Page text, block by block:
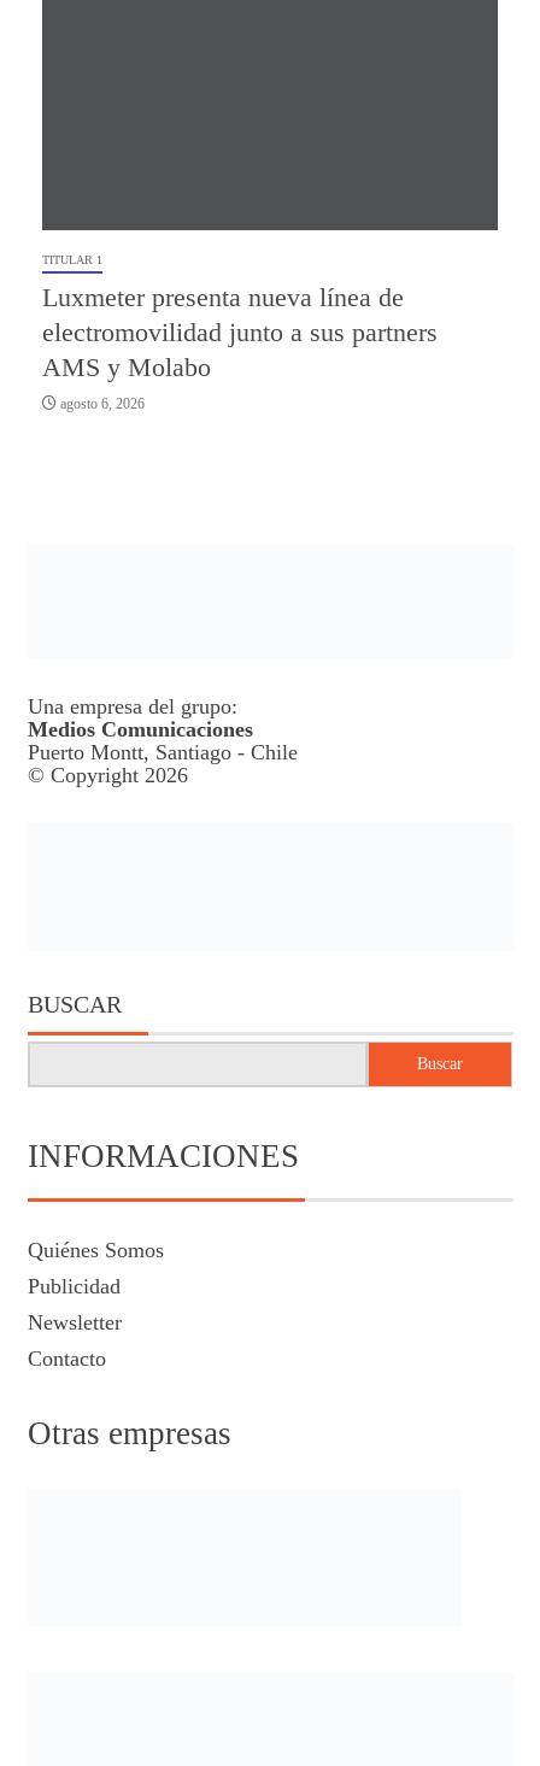
TITULAR 1
Luxmeter presenta nueva línea de
electromovilidad junto a sus partners
AMS y Molabo
agosto 6, 2026
Una empresa del grupo:
Medios Comunicaciones
Puerto Montt, Santiago - Chile
© Copyright 2026
BUSCAR
Buscar
INFORMACIONES
Quiénes Somos
Publicidad
Newsletter
Contacto
Otras empresas